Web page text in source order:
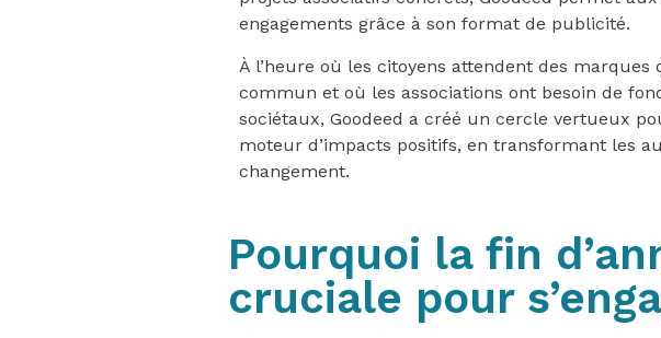
engagements grâce à son format de publicité.
À l’heure où les citoyens attendent des marques
commun et où les associations ont besoin de
sociétaux, Goodeed a créé un cercle vertueux
moteur d’impacts positifs, en transformant les
changement.
Pourquoi la fin
cruciale pour